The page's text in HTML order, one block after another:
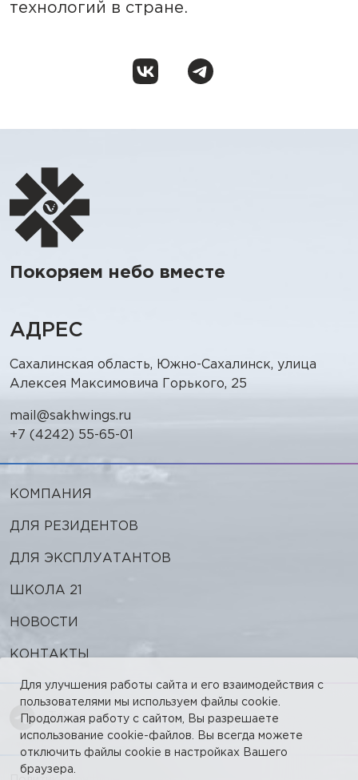
технологий в стране.
Покоряем небо вместе
АДРЕС
Сахалинская область, Южно-Сахалинск, улица
Алексея Максимовича Горького, 25
mail@sakhwings.ru
+7 (4242) 55-65-01
КОМПАНИЯ
ДЛЯ РЕЗИДЕНТОВ
ДЛЯ ЭКСПЛУАТАНТОВ
ШКОЛА 21
НОВОСТИ
КОНТАКТЫ
Telegram
Для улучшения работы сайта и его взаимодействия с
пользователями мы используем файлы cookie.
Продолжая работу с сайтом, Вы разрешаете
использование cookie-файлов. Вы всегда можете
отключить файлы cookie в настройках Вашего
браузера.